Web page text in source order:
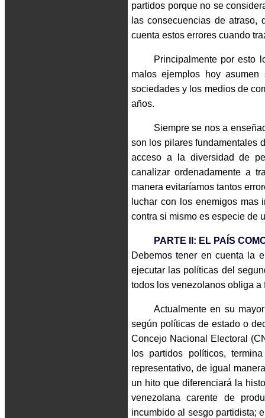
partidos porque no se
las consecuencias de
cuenta estos errores cuando
Principalmente por esto
malos ejemplos hoy asumen
sociedades y los medios de
años.
Siempre se nos a
son los pilares fundamentales
acceso a la diversidad de
canalizar ordenadamente a
manera evitaríamos tantos
luchar con los enemigos
contra si mismo es especie de
PARTE II: EL PAÍS
Debemos tener en cuenta la
ejecutar las políticas del
todos los venezolanos obliga a
Actualmente en su
según políticas de estado o
Concejo Nacional Electoral
los partidos políticos,
representativo, de igual
un hito que diferenciará la
venezolana carente de
incumbido al sesgo partidista;